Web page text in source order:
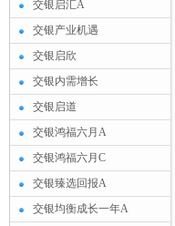
交银启汇A
交银产业机遇
交银启欣
交银内需增长
交银启道
交银鸿福六月A
交银鸿福六月C
交银臻选回报A
交银均衡成长一年A